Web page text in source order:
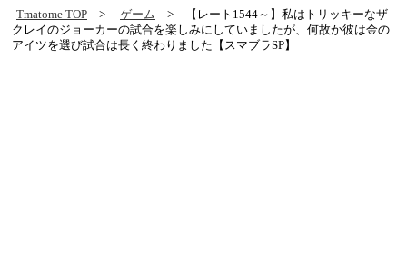
Tmatome TOP ゲーム
【レート1544～】私はトリッキーなザ
クレイのジョーカーの試合を楽しみにしていましたが、何故か彼は金の
アイツを選び試合は長く終わりました【スマブラSP】